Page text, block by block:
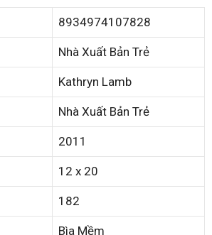
8934974107828
Nhà Xuất Bản Trẻ
Kathryn Lamb
Nhà Xuất Bản Trẻ
2011
12 x 20
182
Bìa Mềm